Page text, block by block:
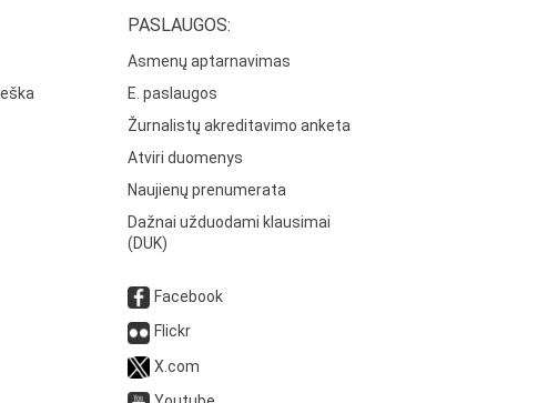
PASLAUGOS:
Asmenų aptarnavimas
E. paslaugos
Žurnalistų akreditavimo anketa
Atviri duomenys
Naujienų prenumerata
Dažnai užduodami klausimai
(DUK)
Facebook
Flickr
X.com